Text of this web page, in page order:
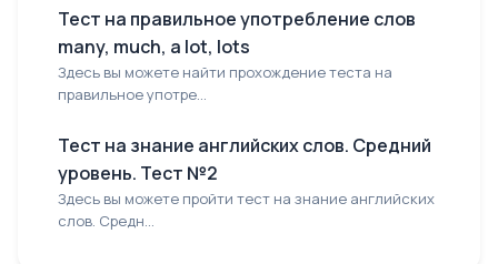
Тест на правильное употребление слов
many, much, a lot, lots
Здесь вы можете найти прохождение теста на
правильное употре...
Тест на знание английских слов. Средний
уровень. Тест №2
Здесь вы можете пройти тест на знание английских
слов. Средн...